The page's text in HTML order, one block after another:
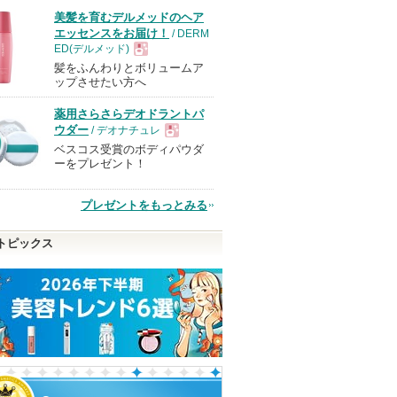
美髪を育むデルメッドのヘア
エッセンスをお届け！ / DERM
ED(デルメッド)
現
品
髪をふんわりとボリュームア
ップさせたい方へ
薬用さらさらデオドラントパ
ウダー / デオナチュレ
現
品
ベスコス受賞のボディパウダ
ーをプレゼント！
プレゼントをもっとみる
ピックス